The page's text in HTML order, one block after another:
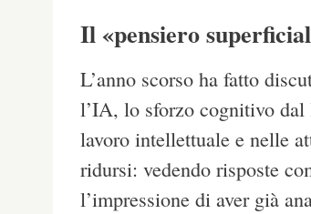
Il «pensiero
L’anno scorso ha fatto
l’IA, lo sforzo cognitivo
lavoro intellettuale e nelle
ridursi: vedendo risposte
l’impressione di aver già